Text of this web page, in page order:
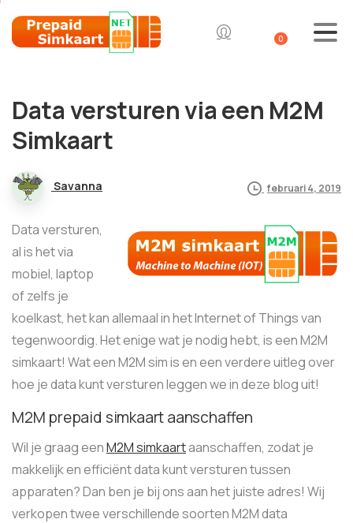
0
Data versturen via een M2M
Simkaart
Savanna februari 4, 2019
Data versturen,
al is het via
mobiel, laptop
of zelfs je
koelkast, het kan allemaal in het Internet of Things van
tegenwoordig. Het enige wat je nodig hebt, is een M2M
simkaart! Wat een M2M sim is en een verdere uitleg over
hoe je data kunt versturen leggen we in deze blog uit!
M2M prepaid simkaart aanschaffen
Wil je graag eenM2M simkaartaanschaffen, zodat je
makkelijk en efficiënt data kunt versturen tussen
apparaten? Dan ben je bij ons aan het juiste adres! Wij
verkopen twee verschillende soorten M2M data